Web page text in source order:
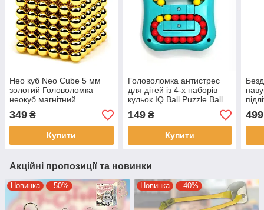
Нео куб Neo Cube 5 мм
золотий Головоломка
неокуб магнітний
кульки
349 ₴
Купити
Головоломка антистрес
для дітей із 4-х наборів
кульок IQ Ball Puzzle Ball
Rotating Magic Spin Bean
Cube
149₴
Купити
Pop
499
Акційні пропозиції та новинки
Новинка –50% Новинка –40%